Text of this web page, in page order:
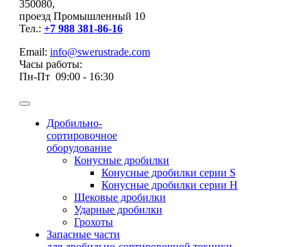
350080,
проезд Промышленный 10
Тел.: +7 988 381-86-16
Email: info@swerustrade.com
Часы работы:
Пн-Пт 09:00 - 16:30
Дробильно-
сортировочное
оборудование
Конусные дробилки
Конусные дробилки серии S
Конусные дробилки серии H
Щековые дробилки
Ударные дробилки
Грохоты
Запасные части